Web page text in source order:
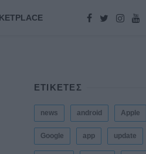
ΕΤΙΚΕΤΕΣ
news android Apple
Google app update